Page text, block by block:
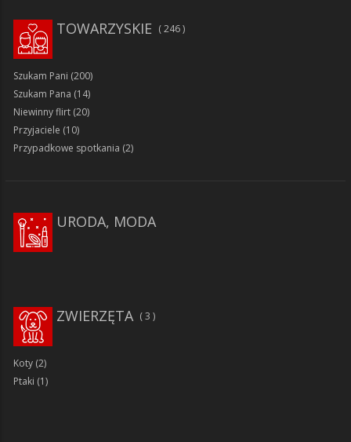
TOWARZYSKIE 246
Szukam Pani (200)
Szukam Pana (14)
Niewinny flirt (20)
Przyjaciele (10)
Przypadkowe spotkania (2)
URODA, MODA
ZWIERZĘTA 3
Koty (2)
Ptaki (1)